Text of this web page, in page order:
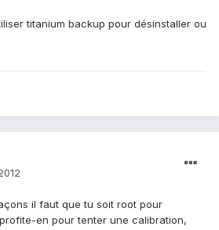
titanium backup pour désinstaller ou
il faut que tu soit root pour
en pour tenter une calibration,